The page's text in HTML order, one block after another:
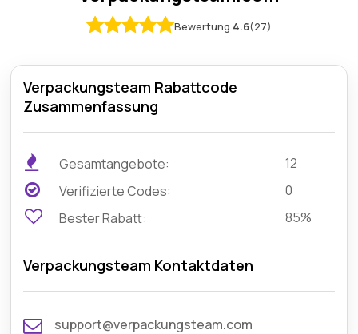
Bewertung 4.6(27)
Verpackungsteam Rabattcode
Zusammenfassung
Gesamtangebote:
12
Verifizierte Codes:
0
Bester Rabatt:
85%
Verpackungsteam Kontaktdaten
support@verpackungsteam.com